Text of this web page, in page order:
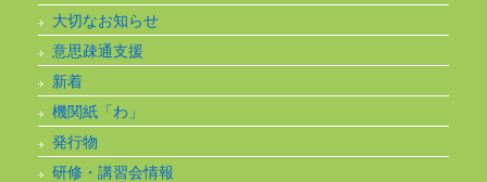
大切なお知らせ
意思疎通支援
新着
機関紙「わ」
発行物
研修・講習会情報